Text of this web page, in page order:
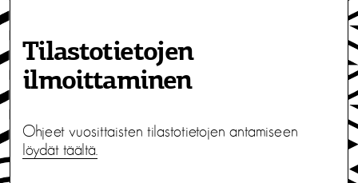
Tilastotietojen
ilmoittaminen
Ohjeet vuosittaisten tilastotietojen antamiseen
löydät täältä.